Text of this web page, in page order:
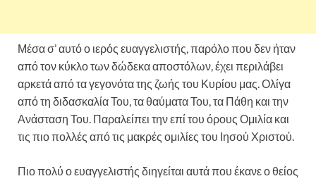
Μέσα σ’ αυτό ο ιερός ευαγγελιστής, παρόλο που δεν ήταν
από τον κύκλο των δώδεκα αποστόλων, έχει περιλάβει
αρκετά από τα γεγονότα της ζωής του Κυρίου μας. Ολίγα
από τη διδασκαλία Του, τα θαύματα Του, τα Πάθη και την
Ανάσταση Του. Παραλείπει την επί του όρους Ομιλία και
τις πιο πολλές από τις μακρές ομιλίες του Ιησού Χριστού.
Πιο πολύ ο ευαγγελιστής διηγείται αυτά που έκανε ο θείος